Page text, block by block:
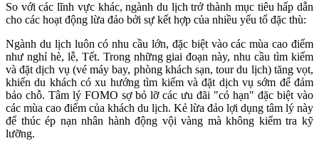
So với các lĩnh vực khác, ngành du lịch trở thành mục tiêu hấp dẫn
cho các hoạt động lừa đảo bởi sự kết hợp của nhiều yếu tố đặc thù:
Ngành du lịch luôn có nhu cầu lớn, đặc biệt vào các mùa cao điểm
như nghỉ hè, lễ, Tết. Trong những giai đoạn này, nhu cầu tìm kiếm
và đặt dịch vụ (vé máy bay, phòng khách sạn, tour du lịch) tăng vọt,
khiến du khách có xu hướng tìm kiếm và đặt dịch vụ sớm để đảm
bảo chỗ. Tâm lý FOMO sợ bỏ lỡ các ưu đãi "có hạn" đặc biệt vào
các mùa cao điểm của khách du lịch. Kẻ lừa đảo lợi dụng tâm lý này
để thúc ép nạn nhân hành động vội vàng mà không kiểm tra kỹ
lưỡng.